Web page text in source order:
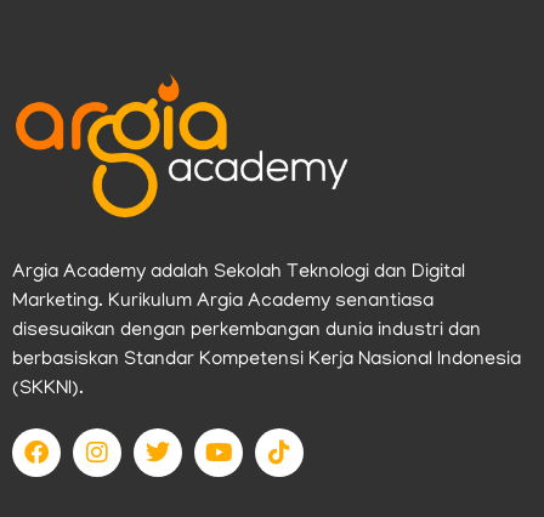
Argia Academy adalah Sekolah Teknologi dan Digital
Marketing. Kurikulum Argia Academy senantiasa
disesuaikan dengan perkembangan dunia industri dan
berbasiskan Standar Kompetensi Kerja Nasional Indonesia
(SKKNI).
F
a
c
I
n
s
T
w
i
Y
o
u
T
i
k